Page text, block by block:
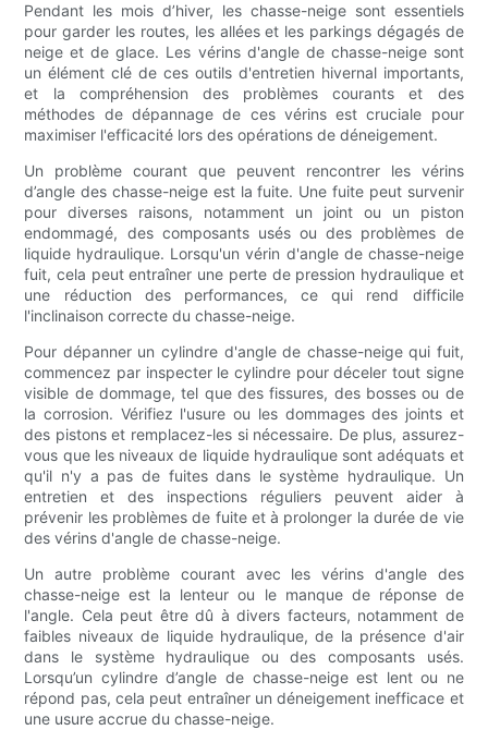
Pendant les mois d’hiver, les chasse-neige sont essentiels
pour garder les routes, les allées et les parkings dégagés de
neige et de glace. Les vérins d'angle de chasse-neige sont
un élément clé de ces outils d'entretien hivernal importants,
et la compréhension des problèmes courants et des
méthodes de dépannage de ces vérins est cruciale pour
maximiser l'efficacité lors des opérations de déneigement.
Un problème courant que peuvent rencontrer les vérins
d’angle des chasse-neige est la fuite. Une fuite peut survenir
pour diverses raisons, notamment un joint ou un piston
endommagé, des composants usés ou des problèmes de
liquide hydraulique. Lorsqu'un vérin d'angle de chasse-neige
fuit, cela peut entraîner une perte de pression hydraulique et
une réduction des performances, ce qui rend difficile
l'inclinaison correcte du chasse-neige.
Pour dépanner un cylindre d'angle de chasse-neige qui fuit,
commencez par inspecter le cylindre pour déceler tout signe
visible de dommage, tel que des fissures, des bosses ou de
la corrosion. Vérifiez l'usure ou les dommages des joints et
des pistons et remplacez-les si nécessaire. De plus, assurez-
vous que les niveaux de liquide hydraulique sont adéquats et
qu'il n'y a pas de fuites dans le système hydraulique. Un
entretien et des inspections réguliers peuvent aider à
prévenir les problèmes de fuite et à prolonger la durée de vie
des vérins d'angle de chasse-neige.
Un autre problème courant avec les vérins d'angle des
chasse-neige est la lenteur ou le manque de réponse de
l'angle. Cela peut être dû à divers facteurs, notamment de
faibles niveaux de liquide hydraulique, de la présence d'air
dans le système hydraulique ou des composants usés.
Lorsqu’un cylindre d’angle de chasse-neige est lent ou ne
répond pas, cela peut entraîner un déneigement inefficace et
une usure accrue du chasse-neige.